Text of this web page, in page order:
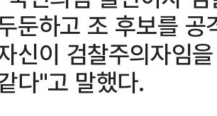
둔하고 조 후보를
신이 검찰주의자임
다"고 말했다.